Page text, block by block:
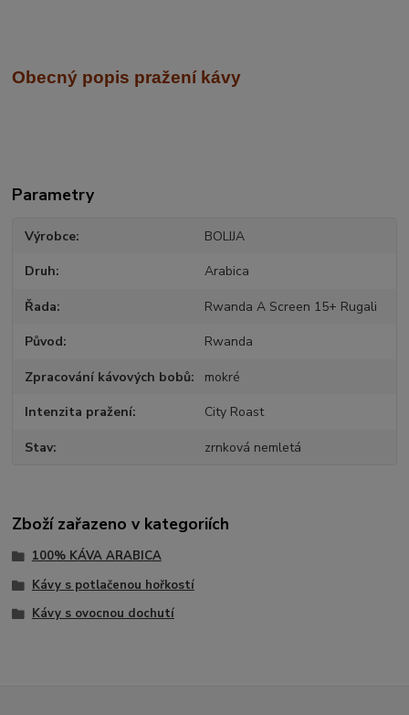
Obecný popis pražení kávy
Parametry
Výrobce BOLIJA
Druh Arabica
Řada Rwanda A Screen 15+ Rugali
Původ Rwanda
Zpracování kávových bobů mokré
Intenzita pražení City Roast
Stav zrnková nemletá
Zboží zařazeno v kategoriích
100% KÁVA ARABICA
Kávy s potlačenou hořkostí
Kávy s ovocnou dochutí